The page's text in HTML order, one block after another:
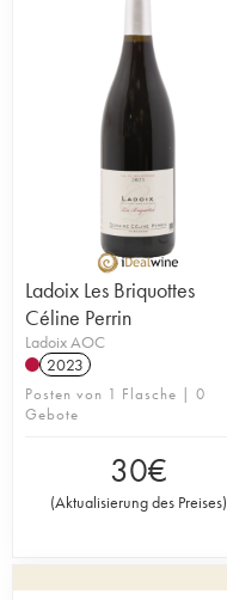
Ladoix Les Briquottes
Céline Perrin
Ladoix AOC
2023
Posten von 1 Flasche | 0
Gebote
30€
(Aktualisierung des Preises)